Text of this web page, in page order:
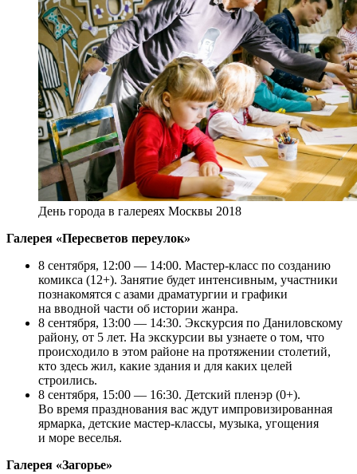
День города в галереях Москвы 2018
Галерея «Пересветов переулок»
8 сентября, 12:00 — 14:00. Мастер-класс по созданию
комикса (12+). Занятие будет интенсивным, участники
познакомятся с азами драматургии и графики
на вводной части об истории жанра.
8 сентября, 13:00 — 14:30. Экскурсия по Даниловскому
району, от 5 лет. На экскурсии вы узнаете о том, что
происходило в этом районе на протяжении столетий,
кто здесь жил, какие здания и для каких целей
строились.
8 сентября, 15:00 — 16:30. Детский пленэр (0+).
Во время празднования вас ждут импровизированная
ярмарка, детские мастер-классы, музыка, угощения
и море веселья.
Галерея «Загорье»